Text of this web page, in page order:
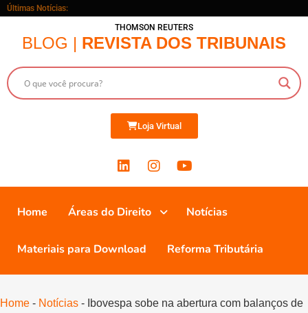
Últimas Notícias:
THOMSON REUTERS
BLOG | REVISTA DOS TRIBUNAIS
Loja Virtual
Home Áreas do Direito Notícias
Materiais para Download Reforma Tributária
Home - Notícias - Ibovespa sobe na abertura com balanços de